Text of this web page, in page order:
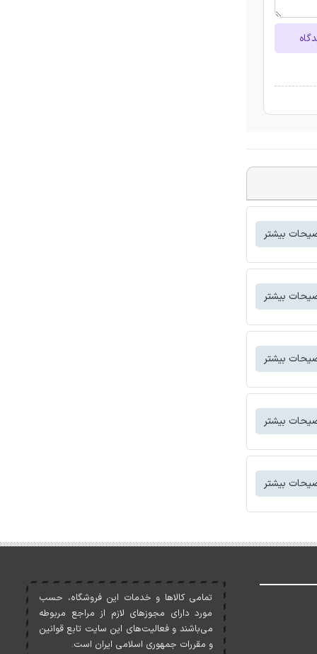
بیشتر
بیشتر
بیشتر
بیشتر
بیشتر
تمامی کالاها و خدمات اين فروشگاه، حسب
مورد دارای مجوزهای لازم از مراجع مربوطه
می‌باشند و فعاليت‌های اين سايت تابع قوانين
و مقررات جمهوری اسلامی ايران است.